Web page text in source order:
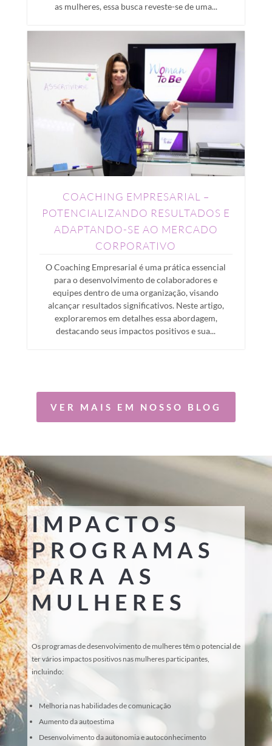
as mulheres, essa busca reveste-se de uma...
COACHING EMPRESARIAL –
POTENCIALIZANDO RESULTADOS E
ADAPTANDO-SE AO MERCADO
CORPORATIVO
O Coaching Empresarial é uma prática essencial
para o desenvolvimento de colaboradores e
equipes dentro de uma organização, visando
alcançar resultados significativos. Neste artigo,
exploraremos em detalhes essa abordagem,
destacando seus impactos positivos e sua...
VER MAIS EM NOSSO BLOG
IMPACTOS
PROGRAMAS
PARA AS
MULHERES
Os programas de desenvolvimento de mulheres têm o potencial de
ter vários impactos positivos nas mulheres participantes,
incluindo:
Melhoria nas habilidades de comunicação
Aumento da autoestima
Desenvolvimento da autonomia e autoconhecimento